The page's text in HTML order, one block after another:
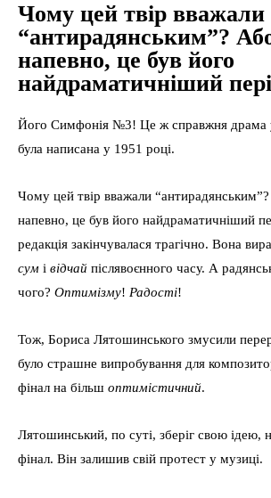
Чому цей твір вважали
“антирадянським”?
напевно, це був його
найдраматичніший
Його Симфонія №3! Це ж справжня драма
була написана у 1951 році.
Чому цей твір вважали
напевно, це був його найдраматичніший
редакція закінчувалася трагічно. Вона
сум і відчай післявоєнного часу. А
чого? Оптимізму! Радості!
Тож, Бориса Лятошинського змусили
було страшне випробування для
фінал на більш оптимістичний.
Лятошинський, по суті, зберіг свою ідею,
фінал. Він залишив свій протест у музиці.